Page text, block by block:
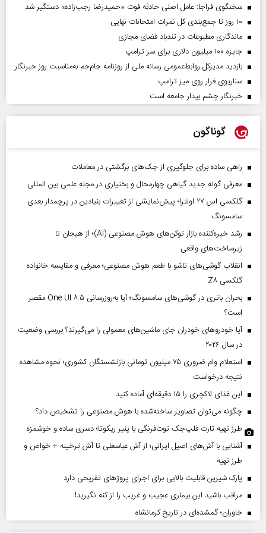
سخنگوی فراجا: عامل اصلی حادثه فوت «حمیدرضا رجب‌زاده» دستگیر شد
۱۰ روز تا جمع‌بندی کل نمرات امتحانات نهایی
ماندگاری مطبوعات در تندباد فضای مجازی
جایزه ۱۰۰ میلیون دلاری برای سر ترامپ
بازدید مدیرکل روابط‌عمومی رسانه ملی از روزنامه جام‌جم به‌مناسبت روز خبرنگار
سناریوی فرار روی میز ترامپ
خبرنگار چشم بیدار جامعه است
گوناگون
راهی ساده برای جلوگیری از چک‌های برگشتی در معاملات
معرفی گونه جدید گیاهی چهارمحال و بختیاری در مجله علمی بین المللی
گلکسی اس ۲۷ اولترا؛ پیش‌نمایشی از تغییرات بنیادین در پرچمدار بعدی
سامسونگ
رشد خیره‌کننده بازار توکن‌های هوش مصنوعی (AI)؛ از هیجان تا
زیرساخت‌های واقعی
انقلاب گوشی‌های تاشو‌ با طعم هوش مصنوعی؛ معرفی و مقایسه خانواده
گلکسی Z۸
بحران باتری در گوشی‌های سامسونگ؛ آیا به‌روزرسانی One UI ۸.۵ مقصر
است؟
آیا خودروهای خودران جای ماشین‌های معمولی را می‌گیرند؟ بررسی وضعیت
در سال ۲۰۲۶
استعلام وام ضروری ۷۵ میلیون تومانی بازنشستگان کشوری؛ نحوه مشاهده
نتیجه درخواست
این غذای لاکچری را ۱۵ دقیقه‌ای آماده کنید
چگونه می‌توان تصاویر ساخته‌شده با هوش مصنوعی را تشخیص داد؟
طرز تهیه تارت فلپ‌جک توت‌فرنگی با پنیر ریکوتا؛ دسری ساده و خوشمزه
آشنایی با آش‌های اصیل ایرانی؛ از آش عباسعلی تا آش ترخینه + خواص و
طرز تهیه
پارک شیرین قابلیت‌ بالایی برای اجرای پروژهای تفریحی دارد
مراقب باشید این بیماری عجیب و غریب را از کنه نگیرید!
خاوران؛ گمشده‌ای در تاریخ کرمانشاه